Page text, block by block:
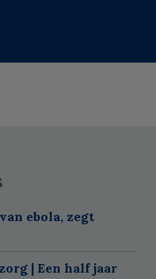
ebola, zegt
| Een half jaar